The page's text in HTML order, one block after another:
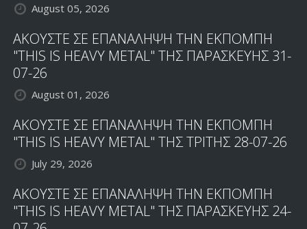
August 05, 2026
ΑΚΟΥΣΤΕ ΣΕ ΕΠΑΝΑΛΗΨΗ ΤΗΝ ΕΚΠΟΜΠΗ
"THIS IS HEAVY METAL" ΤΗΣ ΠΑΡΑΣΚΕΥΗΣ 31-
07-26
August 01, 2026
ΑΚΟΥΣΤΕ ΣΕ ΕΠΑΝΑΛΗΨΗ ΤΗΝ ΕΚΠΟΜΠΗ
"THIS IS HEAVY METAL" ΤΗΣ ΤΡΙΤΗΣ 28-07-26
July 29, 2026
ΑΚΟΥΣΤΕ ΣΕ ΕΠΑΝΑΛΗΨΗ ΤΗΝ ΕΚΠΟΜΠΗ
"THIS IS HEAVY METAL" ΤΗΣ ΠΑΡΑΣΚΕΥΗΣ 24-